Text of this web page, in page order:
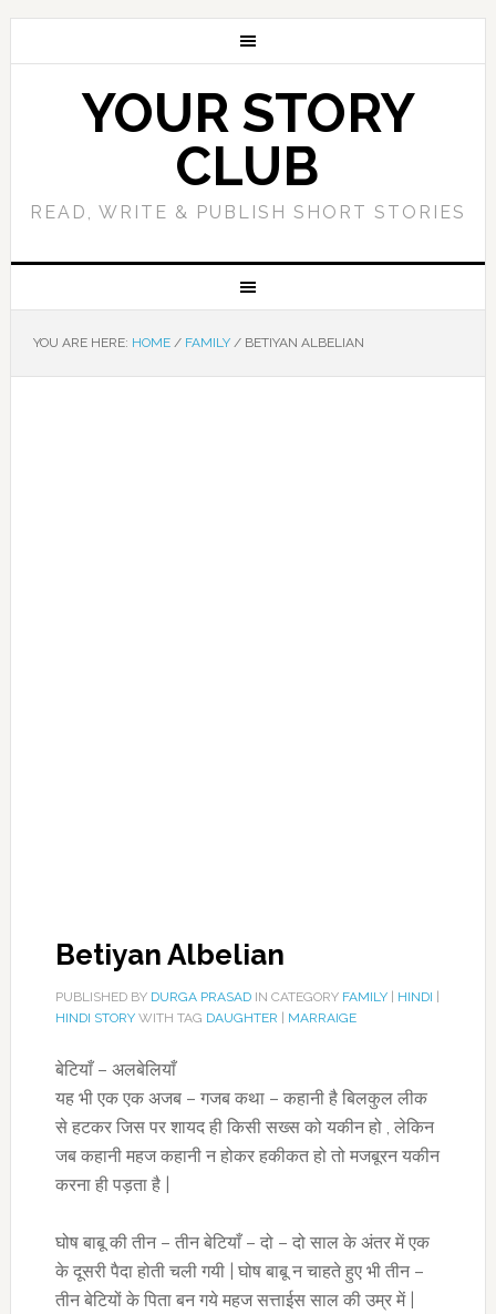
YOUR STORY
CLUB
READ, WRITE & PUBLISH SHORT STORIES
YOU ARE HERE: HOME / FAMILY /BETIYAN ALBELIAN
Betiyan Albelian
PUBLISHED BY DURGA PRASADIN CATEGORY FAMILY| HINDI
HINDI STORYWITH TAG DAUGHTER MARRAIGE
बेटियाँ – अलबेलियाँ
यह भी एक एक अजब – गजब कथा – कहानी है बिलकुल लीक
से हटकर जिस पर शायद ही किसी सख्स को यकीन हो , लेकिन
जब कहानी महज कहानी न होकर हकीकत हो तो मजबूरन यकीन
करना ही पड़ता है |
घोष बाबू की तीन – तीन बेटियाँ – दो – दो साल के अंतर में एक
के दूसरी पैदा होती चली गयी | घोष बाबू न चाहते हुए भी तीन –
तीन बेटियों के पिता बन गये महज सत्ताईस साल की उम्र में |